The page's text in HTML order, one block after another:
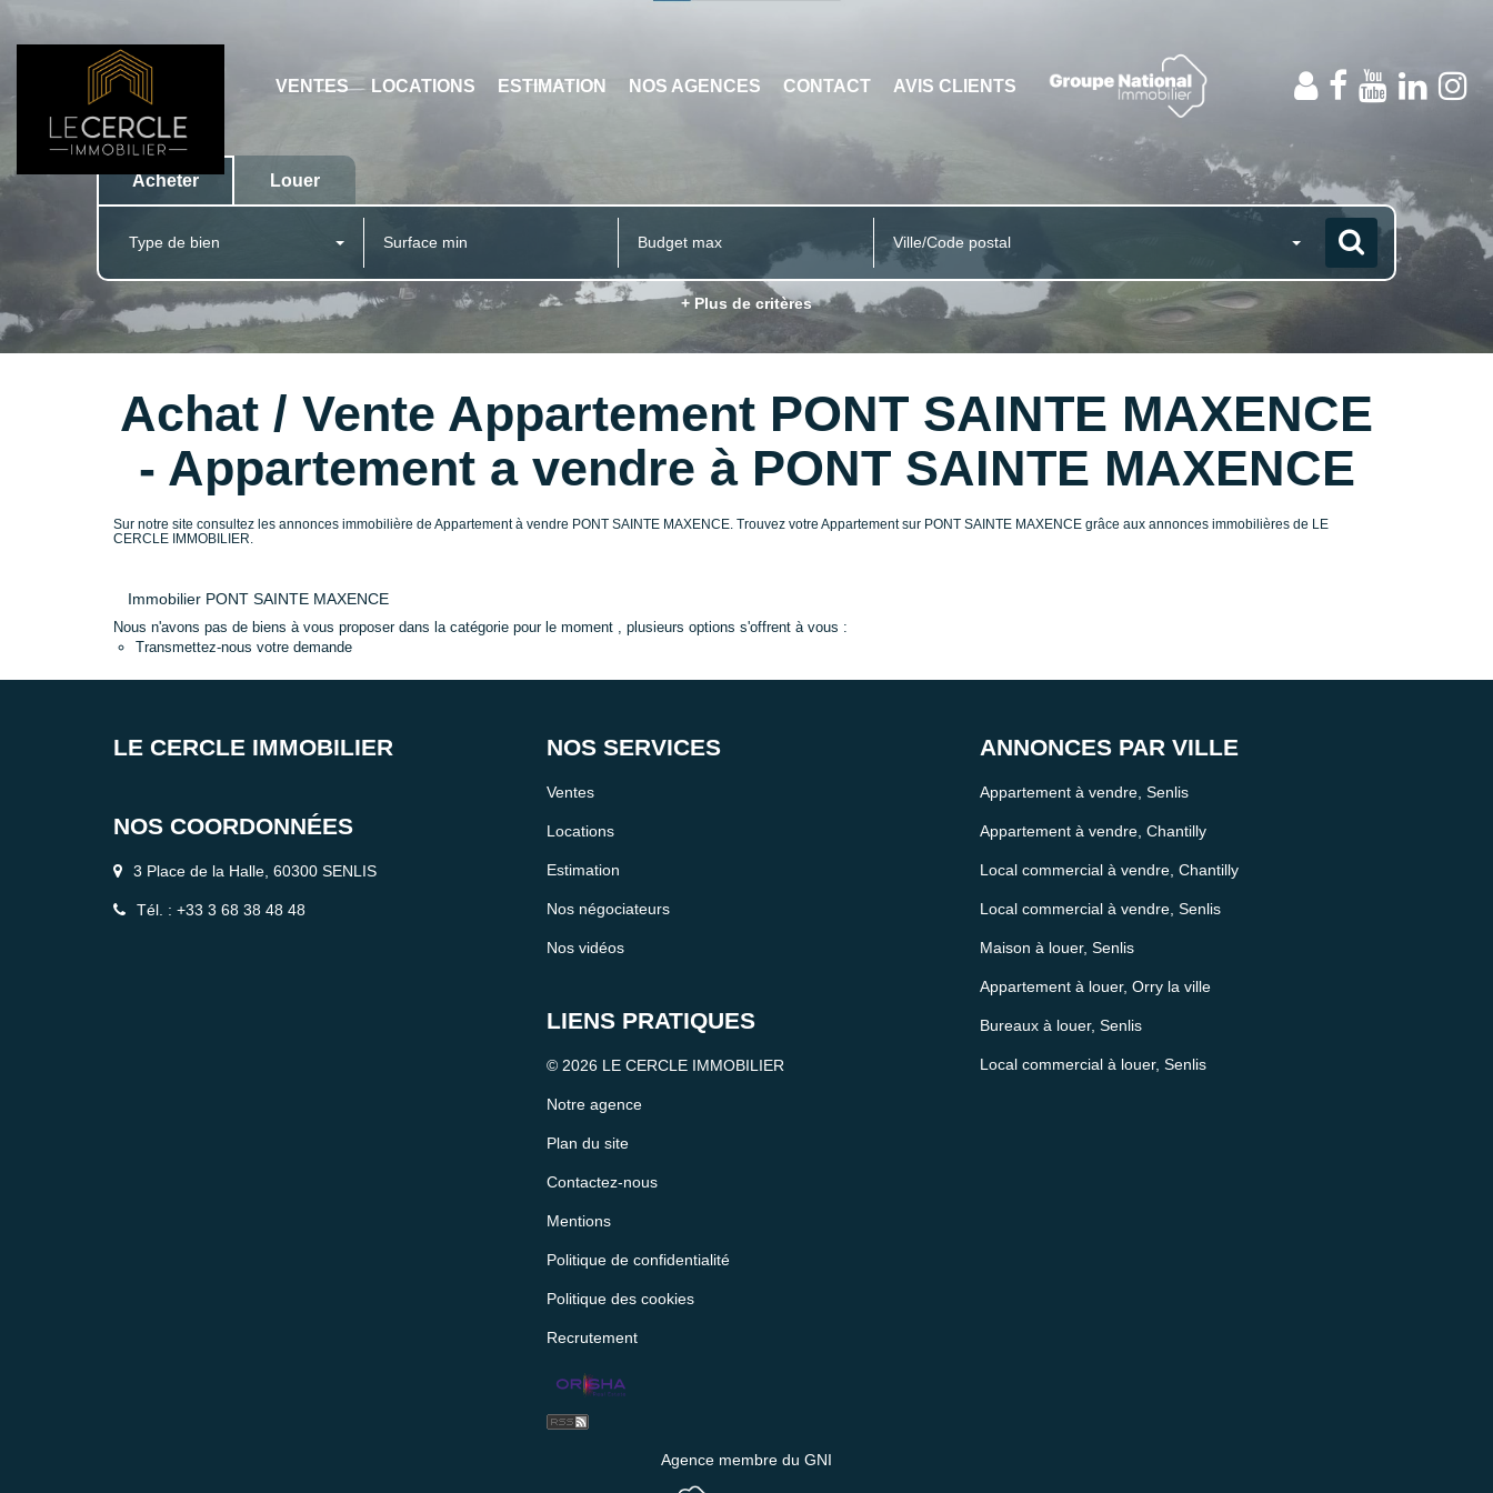
VENTES LOCATIONS ESTIMATION NOS AGENCES CONTACT AVIS CLIENTS
Acheter Louer
Type de bien Ville/Code postal
+ Plus de critères
Achat / Vente Appartement PONT SAINTE MAXENCE
- Appartement a vendre à PONT SAINTE MAXENCE
Sur notre site consultez les annonces immobilière de Appartement à vendre PONT SAINTE MAXENCE. Trouvez votre Appartement sur PONT SAINTE MAXENCE grâce aux annonces immobilières de LE
CERCLE IMMOBILIER.
Immobilier PONT SAINTE MAXENCE
Nous n'avons pas de biens à vous proposer dans la catégorie pour le moment , plusieurs options s'offrent à vous :
Transmettez-nous votre demande
LE CERCLE IMMOBILIER
NOS COORDONNÉES
3 Place de la Halle, 60300 SENLIS
Tél. : +33 3 68 38 48 48
NOS SERVICES
Ventes
Locations
Estimation
Nos négociateurs
Nos vidéos
LIENS PRATIQUES
© 2026 LE CERCLE IMMOBILIER
Notre agence
Plan du site
Contactez-nous
Mentions
Politique de confidentialité
Politique des cookies
Recrutement
Agence membre du GNI
ANNONCES PAR VILLE
Appartement à vendre, Senlis
Appartement à vendre, Chantilly
Local commercial à vendre, Chantilly
Local commercial à vendre, Senlis
Maison à louer, Senlis
Appartement à louer, Orry la ville
Bureaux à louer, Senlis
Local commercial à louer, Senlis